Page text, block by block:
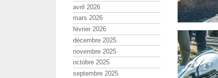
avril 2026
mars 2026
février 2026
décembre 2025
novembre 2025
octobre 2025
septembre 2025